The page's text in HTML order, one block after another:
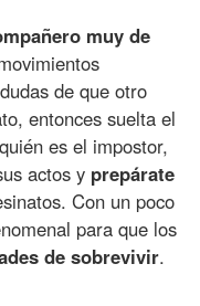
muy de
de que otro
entonces suelta el
es el impostor,
actos y prepárate
Con un poco
para que los
de sobrevivir.